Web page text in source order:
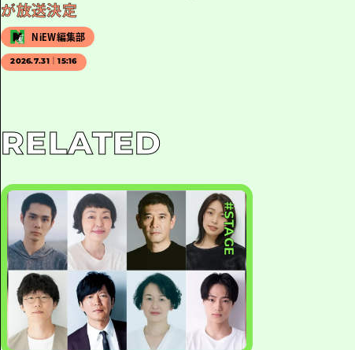
が放送決定
NiEW編集部
2026.7.31｜15:16
RELATED
#STAGE